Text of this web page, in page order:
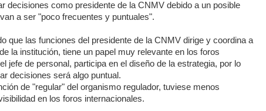
decisiones como presidente de la CNMV debido a un posible
a ser "poco frecuentes y puntuales".
que las funciones del presidente de la CNMV dirige y coordina a
la institución, tiene un papel muy relevante en los foros
jefe de personal, participa en el diseño de la estrategia, por lo
decisiones será algo puntual.
de "regular" del organismo regulador, tuviese menos
en los foros internacionales.